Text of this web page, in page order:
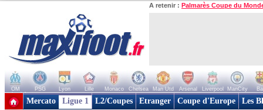
A retenir : Palmarès Coupe du
OM PSG Lyon Lille Monaco Chelsea Man Utd Arsenal Liverpool ManCity
+ de clubs
Mercato Ligue 1 L2/Coupes Etranger Coupe d'Europe Les